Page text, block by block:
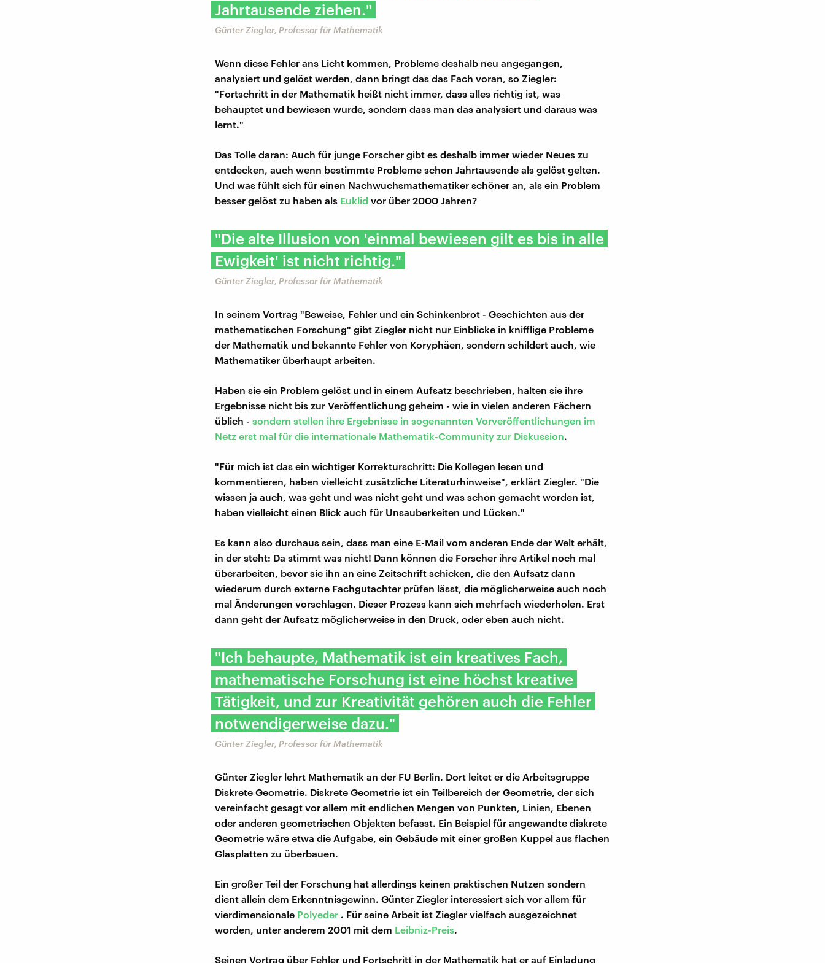
Jahrtausende ziehen."
Günter Ziegler, Professor für Mathematik
Wenn diese Fehler ans Licht kommen, Probleme deshalb neu angegangen,
analysiert und gelöst werden, dann bringt das das Fach voran, so Ziegler:
"Fortschritt in der Mathematik heißt nicht immer, dass alles richtig ist, was
behauptet und bewiesen wurde, sondern dass man das analysiert und daraus was
lernt."
Das Tolle daran: Auch für junge Forscher gibt es deshalb immer wieder Neues zu
entdecken, auch wenn bestimmte Probleme schon Jahrtausende als gelöst gelten.
Und was fühlt sich für einen Nachwuchsmathematiker schöner an, als ein Problem
besser gelöst zu haben als Euklid vor über 2000 Jahren?
"Die alte Illusion von 'einmal bewiesen gilt es bis in alle
Ewigkeit' ist nicht richtig."
Günter Ziegler, Professor für Mathematik
In seinem Vortrag "Beweise, Fehler und ein Schinkenbrot - Geschichten aus der
mathematischen Forschung" gibt Ziegler nicht nur Einblicke in knifflige Probleme
der Mathematik und bekannte Fehler von Koryphäen, sondern schildert auch, wie
Mathematiker überhaupt arbeiten.
Haben sie ein Problem gelöst und in einem Aufsatz beschrieben, halten sie ihre
Ergebnisse nicht bis zur Veröffentlichung geheim - wie in vielen anderen Fächern
üblich - sondern stellen ihre Ergebnisse in sogenannten Vorveröffentlichungen im
Netz erst mal für die internationale Mathematik-Community zur Diskussion.
"Für mich ist das ein wichtiger Korrekturschritt: Die Kollegen lesen und
kommentieren, haben vielleicht zusätzliche Literaturhinweise", erklärt Ziegler. "Die
wissen ja auch, was geht und was nicht geht und was schon gemacht worden ist,
haben vielleicht einen Blick auch für Unsauberkeiten und Lücken."
Es kann also durchaus sein, dass man eine E-Mail vom anderen Ende der Welt erhält,
in der steht: Da stimmt was nicht! Dann können die Forscher ihre Artikel noch mal
überarbeiten, bevor sie ihn an eine Zeitschrift schicken, die den Aufsatz dann
wiederum durch externe Fachgutachter prüfen lässt, die möglicherweise auch noch
mal Änderungen vorschlagen. Dieser Prozess kann sich mehrfach wiederholen. Erst
dann geht der Aufsatz möglicherweise in den Druck, oder eben auch nicht.
"Ich behaupte, Mathematik ist ein kreatives Fach,
mathematische Forschung ist eine höchst kreative
Tätigkeit, und zur Kreativität gehören auch die Fehler
notwendigerweise dazu."
Günter Ziegler, Professor für Mathematik
Günter Ziegler lehrt Mathematik an der FU Berlin. Dort leitet er die Arbeitsgruppe
Diskrete Geometrie. Diskrete Geometrie ist ein Teilbereich der Geometrie, der sich
vereinfacht gesagt vor allem mit endlichen Mengen von Punkten, Linien, Ebenen
oder anderen geometrischen Objekten befasst. Ein Beispiel für angewandte diskrete
Geometrie wäre etwa die Aufgabe, ein Gebäude mit einer großen Kuppel aus flachen
Glasplatten zu überbauen.
Ein großer Teil der Forschung hat allerdings keinen praktischen Nutzen sondern
dient allein dem Erkenntnisgewinn. Günter Ziegler interessiert sich vor allem für
vierdimensionale Polyeder . Für seine Arbeit ist Ziegler vielfach ausgezeichnet
worden, unter anderem 2001 mit dem Leibniz-Preis.
Seinen Vortrag über Fehler und Fortschritt in der Mathematik hat er auf Einladung